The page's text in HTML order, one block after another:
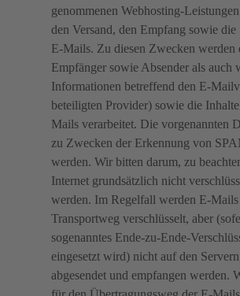
genommenen Webhosting-
den Versand, den Empfang sowie
E-Mails. Zu diesen Zwecken werden
Empfänger sowie Absender als auch
Informationen betreffend den E-
beteiligten Provider) sowie die
Mails verarbeitet. Die vorgenannten
zu Zwecken der Erkennung von
werden. Wir bitten darum, zu
Internet grundsätzlich nicht
werden. Im Regelfall werden E-
Transportweg verschlüsselt, aber
sogenanntes Ende-zu-Ende-
eingesetzt wird) nicht auf den
abgesendet und empfangen werden.